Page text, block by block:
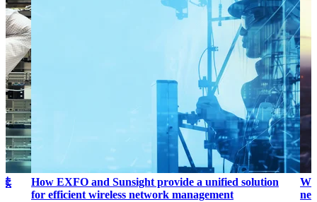
How EXFO and Sunsight provide a unified solution
for efficient wireless network management